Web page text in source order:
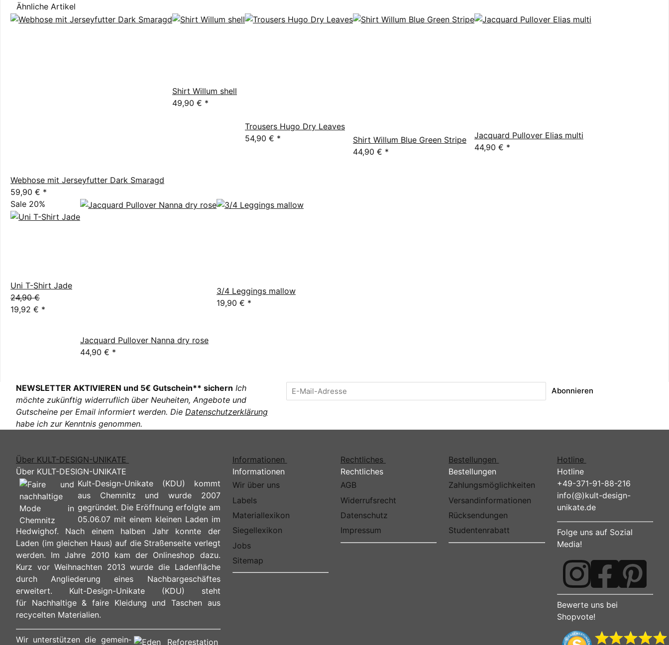
Ähnliche Artikel
Webhose mit Jerseyfutter Dark Smaragd
59,90 € *
Shirt Willum shell
49,90 € *
Trousers Hugo Dry Leaves
54,90 € *
Shirt Willum Blue Green Stripe
44,90 € *
Jacquard Pullover Elias multi
44,90 € *
Sale 20%
Uni T-Shirt Jade
24,90 €
19,92 € *
Jacquard Pullover Nanna dry rose
44,90 € *
3/4 Leggings mallow
19,90 € *
NEWSLETTER AKTIVIEREN und 5€ Gutschein** sichern Ich
möchte zukünftig widerruflich über Neuheiten, Angebote und
Gutscheine per Email informiert werden. Die Datenschutzerklärung
habe ich zur Kenntnis genommen.
Abonnieren
Über KULT-DESIGN-UNIKATE
Über KULT-DESIGN-UNIKATE
Kult-Design-Unikate (KDU) kommt
aus Chemnitz und wurde 2007
gegründet. Die Eröffnung erfolgte am
05.06.07 mit einem kleinen Laden im
Hedwighof. Nach einem halben Jahr konnte der
Laden (im gleichen Haus) auf die Straßenseite verlegt
werden. Im Jahre 2010 kam der Onlineshop dazu.
Kurz vor Weihnachten 2013 wurde die Ladenfläche
durch Angliederung eines Nachbargeschäftes
erweitert. Kult-Design-Unikate (KDU) steht
für Nachhaltige & faire Kleidung und Taschen aus
recycelten Materialien.
Wir unterstützen die ge­mein­
Informationen
Informationen
Wir über uns
Labels
Materiallexikon
Siegellexikon
Jobs
Sitemap
Rechtliches
Rechtliches
AGB
Widerrufsrecht
Datenschutz
Impressum
Bestellungen
Bestellungen
Zahlungsmöglichkeiten
Versandinformationen
Rücksendungen
Studentenrabatt
Hotline
Hotline
+49-371-91-88-216
info(@)kult-design-
unikate.de
Folge uns auf Sozial
Media!
Bewerte uns bei
Shopvote!